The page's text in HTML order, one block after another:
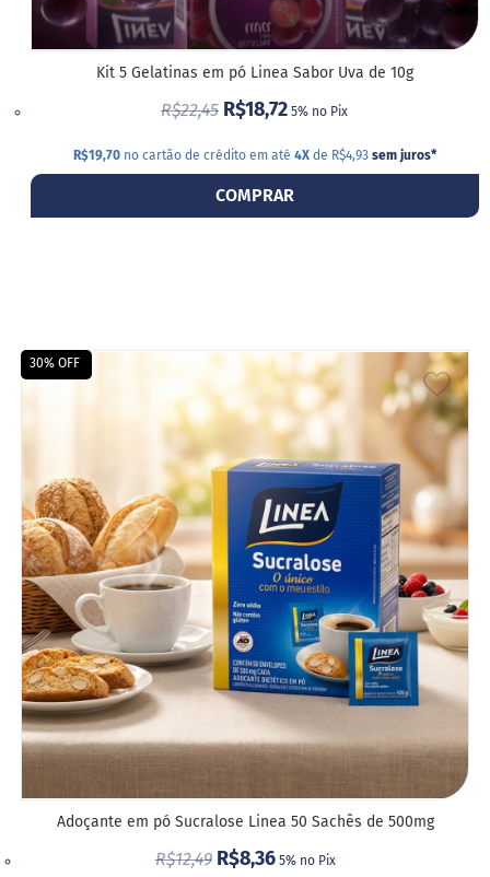
Kit 5 Gelatinas em pó Linea Sabor Uva de 10g
R$22,45 R$18,72 5% no Pix
R$19,70no cartão de crédito em até 4Xde R$4,93 sem juros*
COMPRAR
30% OFF
Adoçante em pó Sucralose Linea 50 Sachês de 500mg
R$12,49 R$8,36 5% no Pix
A
DE